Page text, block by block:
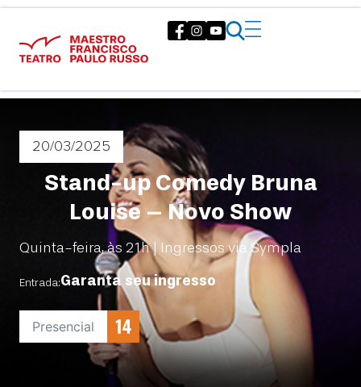
20/03/2025
Stand-up Comedy Bruna
Louise – Novo Show
Quinta-feira, às 21h | Ingressos via Sympla
Entrada:Garanta seu ingresso
Presencial